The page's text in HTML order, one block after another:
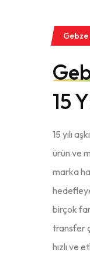
Gebze
15
15 yılı
ürün ve
marka
birçok
transfer
hızlı ve